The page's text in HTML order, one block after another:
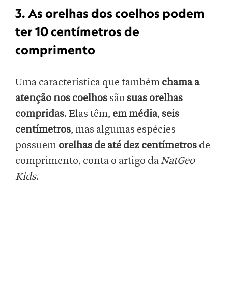
3. As orelhas dos coelhos podem
ter 10 centímetros de
comprimento
Uma característica que também chama a
atenção nos coelhos são suas orelhas
compridas. Elas têm, em média, seis
centímetros, mas algumas espécies
possuem orelhas de até dez centímetros de
comprimento, conta o artigo daNatGeo
Kids.